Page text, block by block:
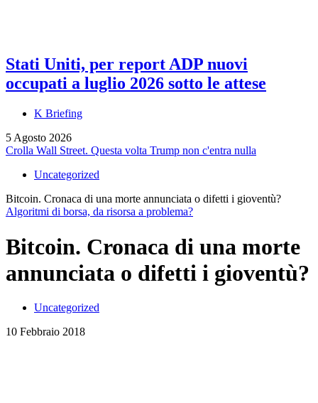
Stati Uniti, per report ADP nuovi
occupati a luglio 2026 sotto le attese
K Briefing
5 Agosto 2026
Crolla Wall Street. Questa volta Trump non c'entra nulla
Uncategorized
Bitcoin. Cronaca di una morte annunciata o difetti i gioventù?
Algoritmi di borsa, da risorsa a problema?
Bitcoin. Cronaca di una morte
annunciata o difetti i gioventù?
Uncategorized
10 Febbraio 2018